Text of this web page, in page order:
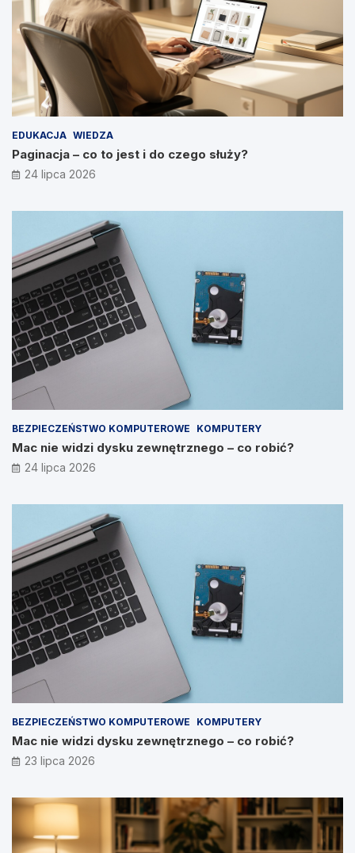
EDUKACJA WIEDZA
Paginacja – co to jest i do czego służy?
24 lipca 2026
BEZPIECZEŃSTWO KOMPUTEROWE KOMPUTERY
Mac nie widzi dysku zewnętrznego – co robić?
24 lipca 2026
BEZPIECZEŃSTWO KOMPUTEROWE KOMPUTERY
Mac nie widzi dysku zewnętrznego – co robić?
23 lipca 2026